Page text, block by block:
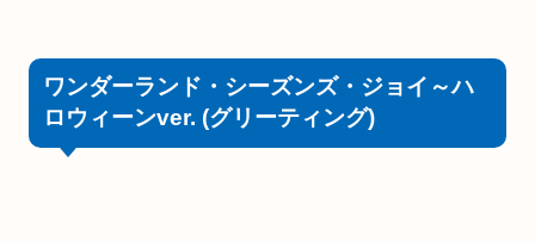
ワンダーランド・シーズンズ・ジョイ～ハ
ロウィーンver. (グリーティング)